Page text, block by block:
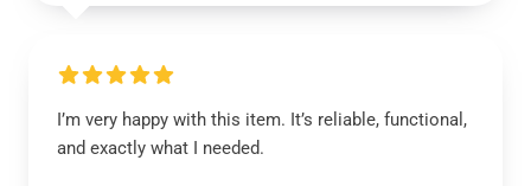
I’m very happy with this item. It’s reliable, functional,
and exactly what I needed.